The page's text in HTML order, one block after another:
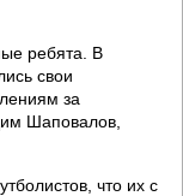
ребята. В
свои
за
Шаповалов,
что их с